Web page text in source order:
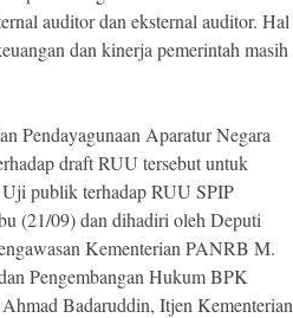
auditor dan eksternal auditor. Hal
dan kinerja pemerintah masih
Pendayagunaan Aparatur Negara
draft RUU tersebut untuk
publik terhadap RUU SPIP
(21/09) dan dihadiri oleh Deputi
Kementerian PANRB M.
Pengembangan Hukum BPK
Badaruddin, Itjen Kementerian